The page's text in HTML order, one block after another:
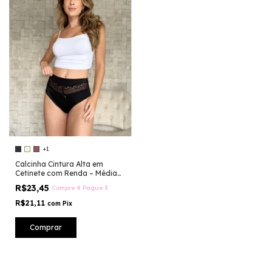
+1
Calcinha Cintura Alta em
Cetinete com Renda – Média
R$23,45 Compre 4 Pague 3
R$21,11 com Pix
Comprar